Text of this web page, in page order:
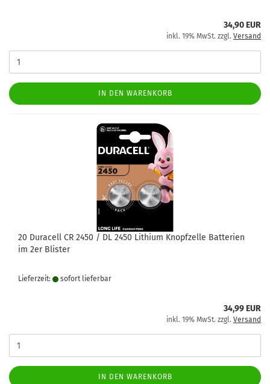
34,90 EUR
inkl. 19% MwSt. zzgl. Versand
IN DEN WARENKORB
20 Duracell CR 2450 / DL 2450 Lithium Knopfzelle Batterien
im 2er Blister
Lieferzeit: sofort lie­fer­bar
34,99 EUR
inkl. 19% MwSt. zzgl. Versand
IN DEN WARENKORB